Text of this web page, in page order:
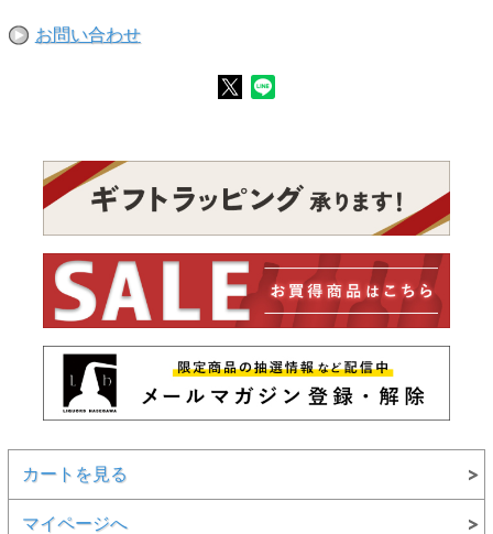
お問い合わせ
カートを見る
マイページへ